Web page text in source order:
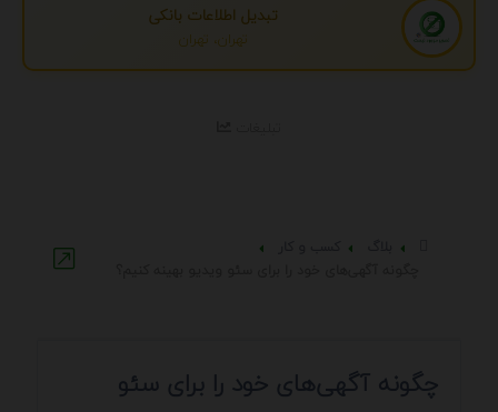
تبدیل اطلاعات بانکی
تهران، تهران
چگونه آگهی‌های خود را برای سئو